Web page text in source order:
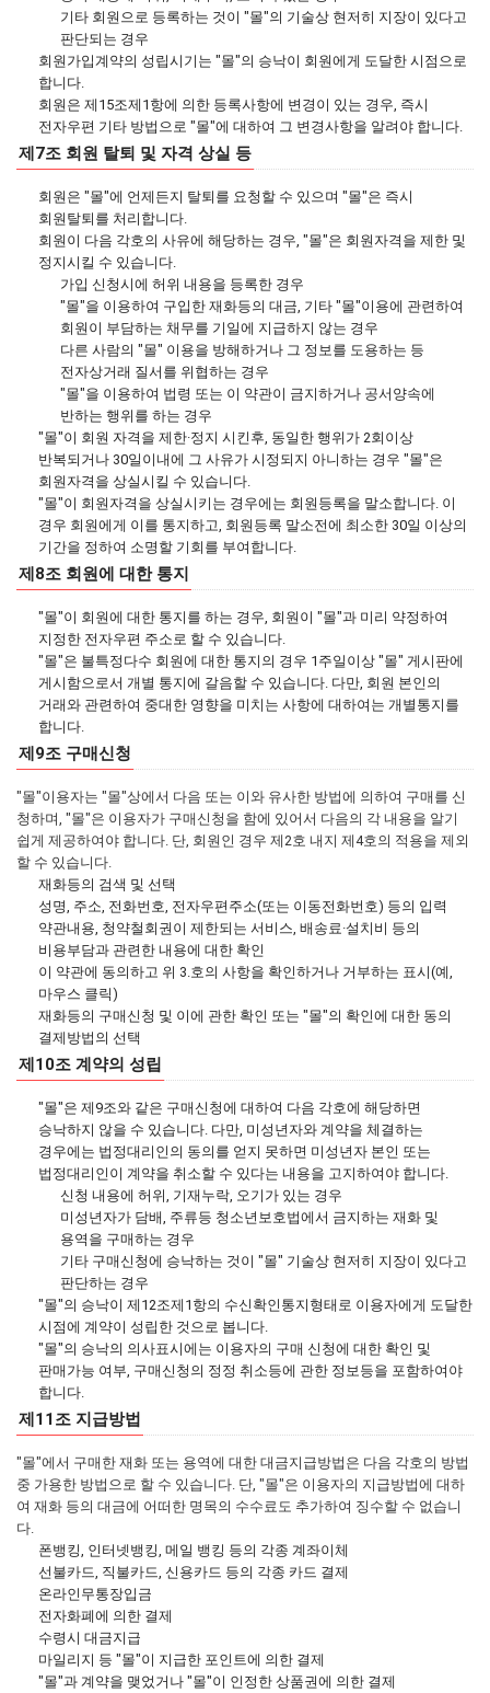
기타 회원으로 등록하는 것이 "몰"의 기술상 현저히 지장이 있다고
판단되는 경우
회원가입계약의 성립시기는 "몰"의 승낙이 회원에게 도달한 시점으로
합니다.
회원은 제15조제1항에 의한 등록사항에 변경이 있는 경우, 즉시
전자우편 기타 방법으로 "몰"에 대하여 그 변경사항을 알려야 합니다.
제7조 회원 탈퇴 및 자격 상실 등
회원은 "몰"에 언제든지 탈퇴를 요청할 수 있으며 "몰"은 즉시
회원탈퇴를 처리합니다.
회원이 다음 각호의 사유에 해당하는 경우, "몰"은 회원자격을 제한 및
정지시킬 수 있습니다.
가입 신청시에 허위 내용을 등록한 경우
"몰"을 이용하여 구입한 재화등의 대금, 기타 "몰"이용에 관련하여
회원이 부담하는 채무를 기일에 지급하지 않는 경우
다른 사람의 "몰" 이용을 방해하거나 그 정보를 도용하는 등
전자상거래 질서를 위협하는 경우
"몰"을 이용하여 법령 또는 이 약관이 금지하거나 공서양속에
반하는 행위를 하는 경우
"몰"이 회원 자격을 제한·정지 시킨후, 동일한 행위가 2회이상
반복되거나 30일이내에 그 사유가 시정되지 아니하는 경우 "몰"은
회원자격을 상실시킬 수 있습니다.
"몰"이 회원자격을 상실시키는 경우에는 회원등록을 말소합니다. 이
경우 회원에게 이를 통지하고, 회원등록 말소전에 최소한 30일 이상의
기간을 정하여 소명할 기회를 부여합니다.
제8조 회원에 대한 통지
"몰"이 회원에 대한 통지를 하는 경우, 회원이 "몰"과 미리 약정하여
지정한 전자우편 주소로 할 수 있습니다.
"몰"은 불특정다수 회원에 대한 통지의 경우 1주일이상 "몰" 게시판에
게시함으로서 개별 통지에 갈음할 수 있습니다. 다만, 회원 본인의
거래와 관련하여 중대한 영향을 미치는 사항에 대하여는 개별통지를
합니다.
제9조 구매신청
"몰"이용자는 "몰"상에서 다음 또는 이와 유사한 방법에 의하여 구매를 신
청하며, "몰"은 이용자가 구매신청을 함에 있어서 다음의 각 내용을 알기
쉽게 제공하여야 합니다. 단, 회원인 경우 제2호 내지 제4호의 적용을 제외
할 수 있습니다.
재화등의 검색 및 선택
성명, 주소, 전화번호, 전자우편주소(또는 이동전화번호) 등의 입력
약관내용, 청약철회권이 제한되는 서비스, 배송료·설치비 등의
비용부담과 관련한 내용에 대한 확인
이 약관에 동의하고 위 3.호의 사항을 확인하거나 거부하는 표시(예,
마우스 클릭)
재화등의 구매신청 및 이에 관한 확인 또는 "몰"의 확인에 대한 동의
결제방법의 선택
제10조 계약의 성립
"몰"은 제9조와 같은 구매신청에 대하여 다음 각호에 해당하면
승낙하지 않을 수 있습니다. 다만, 미성년자와 계약을 체결하는
경우에는 법정대리인의 동의를 얻지 못하면 미성년자 본인 또는
법정대리인이 계약을 취소할 수 있다는 내용을 고지하여야 합니다.
신청 내용에 허위, 기재누락, 오기가 있는 경우
미성년자가 담배, 주류등 청소년보호법에서 금지하는 재화 및
용역을 구매하는 경우
기타 구매신청에 승낙하는 것이 "몰" 기술상 현저히 지장이 있다고
판단하는 경우
"몰"의 승낙이 제12조제1항의 수신확인통지형태로 이용자에게 도달한
시점에 계약이 성립한 것으로 봅니다.
"몰"의 승낙의 의사표시에는 이용자의 구매 신청에 대한 확인 및
판매가능 여부, 구매신청의 정정 취소등에 관한 정보등을 포함하여야
합니다.
제11조 지급방법
"몰"에서 구매한 재화 또는 용역에 대한 대금지급방법은 다음 각호의 방법
중 가용한 방법으로 할 수 있습니다. 단, "몰"은 이용자의 지급방법에 대하
여 재화 등의 대금에 어떠한 명목의 수수료도 추가하여 징수할 수 없습니
다.
폰뱅킹, 인터넷뱅킹, 메일 뱅킹 등의 각종 계좌이체
선불카드, 직불카드, 신용카드 등의 각종 카드 결제
온라인무통장입금
전자화폐에 의한 결제
수령시 대금지급
마일리지 등 "몰"이 지급한 포인트에 의한 결제
"몰"과 계약을 맺었거나 "몰"이 인정한 상품권에 의한 결제